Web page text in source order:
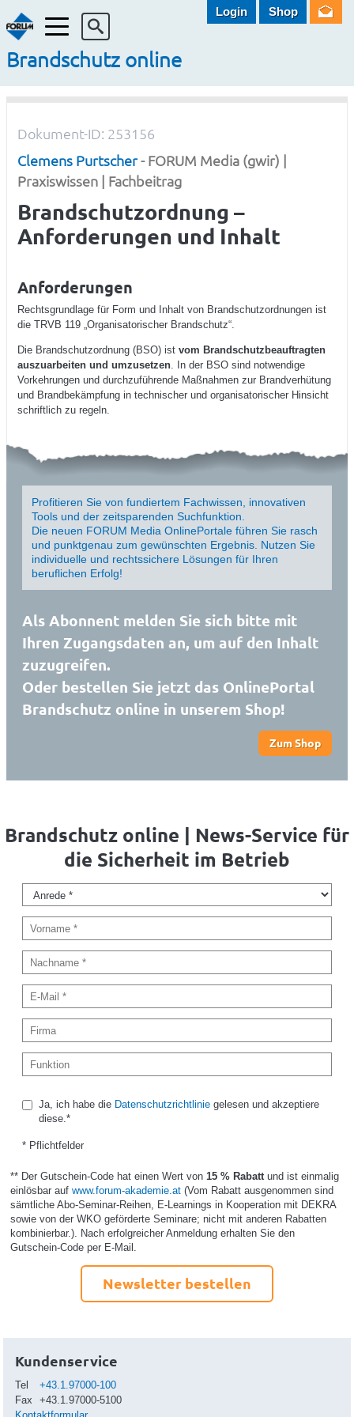
Menü
Brandschutz online
Login Shop
Dokument-ID: 253156
Clemens Purtscher- FORUM Media (gwir) |
Praxiswissen | Fachbeitrag
Brandschutzordnung –
Anforderungen und Inhalt
Anforderungen
Rechtsgrundlage für Form und Inhalt von Brandschutzordnun gen ist
die TRVB 119 „Organisatorischer Brandschutz“.
Die Brandschutzordnung (BSO) ist vom Brandschutzbeauftragten
auszuarbeiten und umzusetzen. In der BSO sind notwendige
Vorkehrungen und durchzuführende Maßnahmen zur Brandverhütung
und Brandbekämpfung in technischer und organisatorischer Hinsicht
schriftlich zu regeln.
Profitieren Sie von fundiertem Fachwissen, innovativen
Tools und der zeitsparenden Suchfunktion.
Die neuen FORUM Media OnlinePortale führen Sie rasch
und punktgenau zum gewünschten Ergebnis. Nutzen Sie
individuelle und rechtssichere Lösungen für Ihren
beruflichen Erfolg!
Als Abonnent melden Sie sich bitte mit
Ihren Zugangsdaten an, um auf den Inhalt
zuzugreifen.
Oder bestellen Sie jetzt das OnlinePortal
Brandschutz online in unserem Shop!
Zum Shop
Brandschutz online | News-Service für
die Sicherheit im Betrieb
Ja, ich habe die Datenschutzrichtliniegelesen und akzeptiere
diese.*
* Pflichtfelder
** Der Gutschein-Code hat einen Wert von 15 % Rabatt und ist einmalig
einlösbar auf www.forum-akademie.at(Vom Rabatt ausgenommen sind
sämtliche Abo-Seminar-Reihen, E-Learnings in Kooperation mit DEKRA
sowie von der WKO geförderte Seminare; nicht mit anderen Rabatten
kombinierbar.). Nach erfolgreicher Anmeldung erhalten Sie den
Gutschein-Code per E-Mail.
Newsletter bestellen
Kundenservice
Tel
+43.1.97000-100
Fax
+43.1.97000-5100